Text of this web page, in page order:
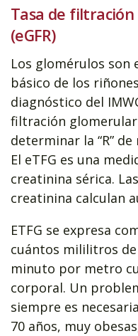
Tasa de
(eGFR)
Los glomérulos son
básico de los
diagnóstico del
filtración glomerular
determinar la “R”
El eTFG es una
creatinina sérica.
creatinina calculan
ETFG se expresa
cuántos mililitros
minuto por metro
corporal. Un
siempre es
70 años, muy